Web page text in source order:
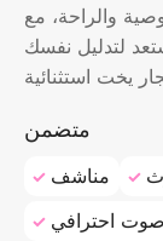
والراحة، مع
لتدليل نفسك
متضمن
مناشف
احترافي